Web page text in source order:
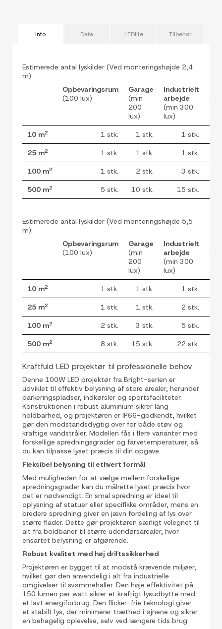
Info Data LEDlife Tilbehør
Estimerede antal lyskilder (Ved monteringshøjde 2,4
m):
Opbevaringsrum
(100 lux)
Garage
(min
200
lux)
Industrielt
arbejde
(min 300
lux)
10 m2 1 stk. 1 stk. 1 stk.
25 m2 1 stk. 1 stk. 1 stk.
100 m2 1 stk. 2 stk. 3 stk.
500 m2 5 stk. 10 stk. 15 stk.
Estimerede antal lyskilder (Ved monteringshøjde 5,5
m):
Opbevaringsrum
(100 lux)
Garage
(min
200
lux)
Industrielt
arbejde
(min 300
lux)
10 m2 1 stk. 1 stk. 1 stk.
25 m2 1 stk. 1 stk. 2 stk.
100 m2 2 stk. 3 stk. 5 stk.
500 m2 8 stk. 15 stk. 22 stk.
Kraftfuld LED projektør til professionelle behov
Denne 100W LED projektør fra Bright-serien er
udviklet til effektiv belysning af store arealer, herunder
parkeringspladser, indkørsler og sportsfaciliteter.
Konstruktionen i robust aluminium sikrer lang
holdbarhed, og projektøren er IP66-godkendt, hvilket
gør den modstandsdygtig over for både støv og
kraftige vandstråler. Modellen fås i flere varianter med
forskellige spredningsgrader og farvetemperaturer, så
du kan tilpasse lyset præcis til din opgave.
Fleksibel belysning til ethvert formål
Med muligheden for at vælge mellem forskellige
spredningsgrader kan du målrette lyset præcis hvor
det er nødvendigt. En smal spredning er ideel til
oplysning af statuer eller specifikke områder, mens en
bredere spredning giver en jævn fordeling af lys over
større flader. Dette gør projektøren særligt velegnet til
alt fra boldbaner til større udendørsarealer, hvor
ensartet belysning er afgørende.
Robust kvalitet med høj driftssikkerhed
Projektøren er bygget til at modstå krævende miljøer,
hvilket gør den anvendelig i alt fra industrielle
omgivelser til svømmehaller. Den høje effektivitet på
150 lumen per watt sikrer et kraftigt lysudbytte med
et lavt energiforbrug. Den flicker-frie teknologi giver
et stabilt lys, der minimerer træthed i øjnene og sikrer
en behagelig oplevelse, selv ved længere tids brug.